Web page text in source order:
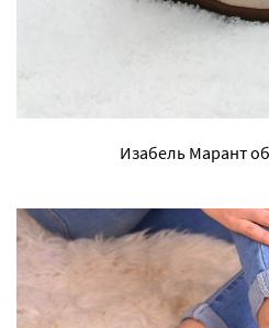
Изабель Марант